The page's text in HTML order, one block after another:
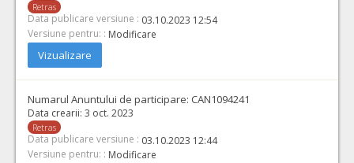
Retras
Data publicare versiune : 03.10.2023 12:54
Versiune pentru: : Modificare
Vizualizare
Numarul Anuntului de participare: CAN1094241
Data crearii: 3 oct. 2023
Retras
Data publicare versiune : 03.10.2023 12:44
Versiune pentru: : Modificare